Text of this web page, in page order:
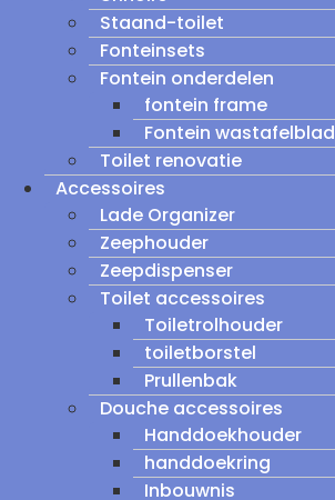
Staand-toilet
Fonteinsets
Fontein onderdelen
fontein frame
Fontein wastafelblad
Toilet renovatie
Accessoires
Lade Organizer
Zeephouder
Zeepdispenser
Toilet accessoires
Toiletrolhouder
toiletborstel
Prullenbak
Douche accessoires
Handdoekhouder
handdoekring
Inbouwnis